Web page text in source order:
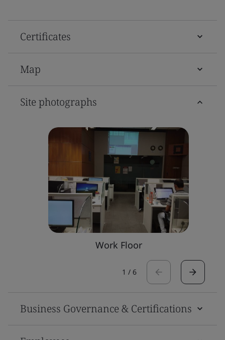
Certificates
Map
Site photographs
Work Floor
1 / 6
Business Governance & Certifications